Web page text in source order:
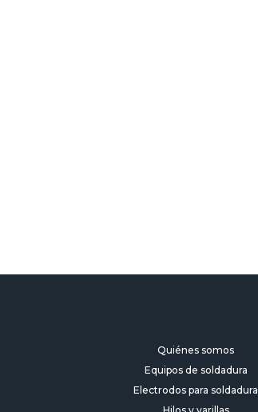
Quiénes somos
Equipos de soldadura
Electrodos para soldadura